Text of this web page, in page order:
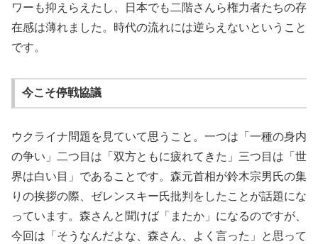
ワーも抑えらえたし、日本でも二階さんら権力者たちの存
在感は薄れました。時代の流れには逆らえないということ
です。
今こそ停戦協議
ウクライナ問題を見ていて思うこと。一つは「一種の身内
の争い」二つ目は「双方ともに疲れてきた」三つ目は「世
界は白い目」であることです。森元首相が鈴木宗男氏の集
りの挨拶の際、ゼレンスキー氏批判をしたことが話題にな
っています。森さんと聞けば「またか」になるのですが、
今回は「そうなんだよな、森さん、よく言った」と思って